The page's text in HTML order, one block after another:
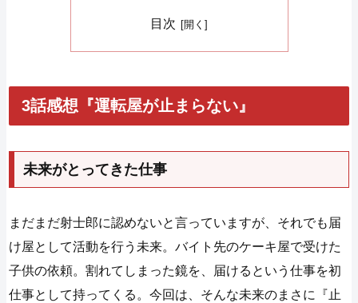
目次
3話感想『運転屋が止まらない』
未来がとってきた仕事
まだまだ射士郎に認めないと言っていますが、それでも届
け屋として活動を行う未来。バイト先のケーキ屋で受けた
子供の依頼。割れてしまった鏡を、届けるという仕事を初
仕事として持ってくる。今回は、そんな未来のまさに『止